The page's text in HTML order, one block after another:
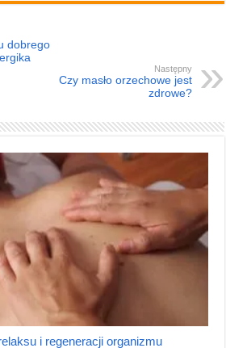
dobrego
Następny
Czy masło orzechowe jest
zdrowe?
i regeneracji organizmu